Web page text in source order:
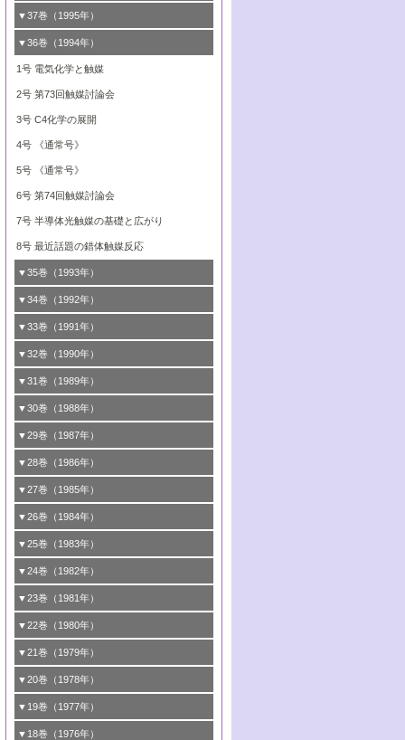
8号 資源の循環と触媒技術
7号 触媒研究と学術雑誌/情報
8号 若い世代からみた触媒化学の現状と未
来7号 企業における触媒研究のブレークスル
ー
8号 この材料を触媒として使ってみません
か？
か
7号 水素化精製触媒の新しい展開
8号 新しい反応性と機能性を目指した金属
クラスタ-化学
4号 実用炭素材料の新展開
年記念・記録は語る
2号 第81回触媒討論会
3号 計算機触媒化学へのさそい
4号 触媒劣化の制御と予測
5号 最新の実用プロセスと触媒
6号 第82回触媒討論会
7号 ナノ構造体の化学
8号 あの反応は今
2号 第79回触媒討論会
3号 最新NO除去触媒の実用化研究
1号 触媒の構造と触媒作用/C1化学を中心と
開/C1化学を中心とする21世紀への触媒
8号 C1化学を中心とする21世紀への触媒
▼37巻（1995年）
1号 ファインケミカルズと固体触媒
2号 第75回触媒討論会
3号 希土類を利用した触媒
4号 触媒とリサイクル
5号 エネルギー変換触媒
6号 第76回触媒討論会
7号 表面吸着相の新しい展開
8号 マイクロポーラス・クリスタル触媒の
▼36巻（1994年）
1号 電気化学と触媒
2号 第73回触媒討論会
3号 C4化学の展開
4号 《通常号》
5号 《通常号》
6号 第74回触媒討論会
7号 半導体光触媒の基礎と広がり
8号 最近話題の錯体触媒反応
▼35巻（1993年）
1号 工業触媒開発マニュアル―探索から工
2号 第71回触媒討論会
3号 研究開発のうらおもて―着想と展開
4号 触媒劣化と寿命の予測
5号 環境に優しい触媒
7号 クラスター化学とその周辺
8号 CO の化学的利用と触媒
▼34巻（1992年）
1号 インパクトを与えたこの研究
2号 第69回触媒討論会
3号 ケミカルズ合成触媒―新しい展開と応
用
4号 触媒調製の科学と技術の最前線
5号 形にこだわる触媒性能―外形，細孔構
造，表面形状から触媒・担体を考える
6号 第70回触媒討論会
7号 フロン問題と触媒の役割/形にこだわる
触媒性能―外形，細孔構造，表面形状から
触媒・担体を考える
8号 層間はどこまで利用できたか―層状化
合物の機能と特徴
▼33巻（1991年）
1号 触媒プロセス開発マニュアル―探索か
2号 第67回触媒討論会
3号 光触媒
4号 表面水素とバルク水素その触媒反応と
のかかわり
5号 生産プロセスにおける環境浄化
6号 第68回触媒討論会
7号 天然ガス利用と触媒技術
8号 広がるポリマー関連の触媒
▼32巻（1990年）
1号 21世紀に向けて触媒研究の飛躍をめざ
2号 第65回触媒討論会
3号 有機金属化学の新しい展開と応用
4号 触媒プロセス開発マニュアル―探索か
ら工業化まで，知っておきたいこと
5号 生体関連触媒
6号 第66回触媒討論会
7号 実験技術シリーズ
8号 In-situ 測定による触媒表面の微視的構
▼31巻（1989年）
1号 情報科学と反応設計・材料設計
2号 第63回触媒討論会
3号 くろもの処理触媒―最近の進歩
4号 不定比酸化物の構造，物性，触媒作用
6号 第64回触媒討論会
7号 《通常号》
8号 環境問題における触媒の役割
▼30巻（1988年）
1号 《通常号》
2号 第61回触媒討論会
3号 C―H結合の活性化
4号 センサと触媒
6号 第62回触媒討論会
7号 固体表面の化学設計と機能
8号 触媒学会創立30周年記念 創立30周年
にあたって/触媒学会創立30周年記念 触媒
化学の現状と展望
▼29巻（1987年）
1号 1987触媒研究の動向と展望
2号 第59回触媒討論会
3号 《通常号》
4号 触媒燃焼
6号 第60回触媒討論会
7号 電極の応用と機能をさぐる
8号 《通常号》
▼28巻（1986年）
1号 《通常号》
2号 第57回触媒討論会
3号 メタノール利用と触媒
4号 触媒構造の精密制御
6号 第58回触媒討論会
7号 触媒構造の精密制御
8号 触媒構造の精密制御
▼27巻（1985年）
1号 触媒研究におけるパソコンの利用
2号 第55回触媒討論会
3号 新しい有機合成と触媒
4号 触媒材料としての金属リン酸塩
な分子の活性化 水および低級アルカン
7号 金属微粒子とクラスターの触媒作用
8号 《通常号》
▼26巻（1984年）
1号 触媒のいろいろな応用
2号 第53回触媒討論会
3号 活性点の構造と機能
4号 活性点の構造と機能
6号 固体，錯体および生体触媒による簡単
2 2
▼25巻（1983年）
1号 <<通常号>>
2号 第51回触媒討論会
3号 希土類元素化合物の触媒作用
4号 <<通常号>>
6号 触媒・酵素の特異性とセンサー
▼24巻（1982年）
1号 第49回触媒討論会
2号 <<通常号>>
3号 Rhを越えられるか
4号 第50回触媒討論会
6号 <<通常号>>
▼23巻（1981年）
1号 第47回触媒討論会
2号 工業用触媒の特性と利用
3号 <<通常号>>
4号 第48回触媒討論会
▼22巻（1980年）
1号 第45回触媒討論会
2号 石炭
3号 資源・エネルギーと触媒
4号 第46回触媒討論会
▼21巻（1979年）
1号 均一系と不均一系における触媒作用の
2号 均一系と不均一系における触媒作用の
▼20巻（1978年）
1号 第42回触媒討論会
2号 触媒利用の新しい展開
▼19巻（1977年）
1号 第40回触媒討論会
▼18巻（1976年）